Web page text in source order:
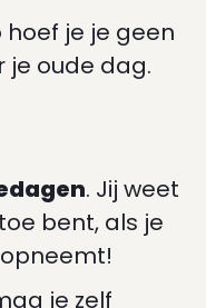
hoef je je geen
je oude dag.
. Jij weet
bent, als je
je zelf